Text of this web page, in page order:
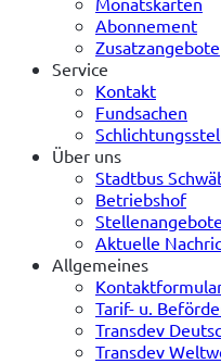
Abonnement
Zusatzangebote
Service
Kontakt
Fundsachen
Über uns
Stadtbus
Betriebshof
Stellenangebote
Aktuelle
Allgemeines
Tarif- u.
Transdev
Transdev